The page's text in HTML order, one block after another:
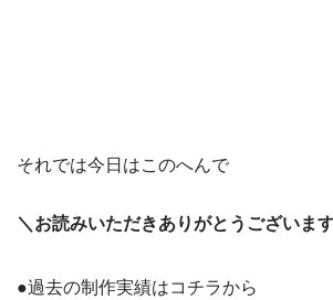
それでは今日はこのへんで
＼お読みいただきありがとうございま
●過去の制作実績はコチラから